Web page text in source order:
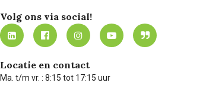
Volg ons via social!
Locatie en contact
Ma. t/m vr. : 8:15 tot 17:15 uur